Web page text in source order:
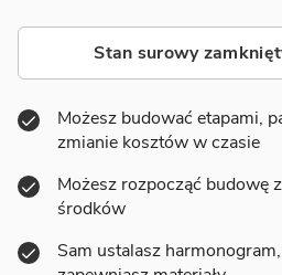
Stan surowy
Możesz budować etapami,
zmianie kosztów w czasie
Możesz rozpocząć budowę
środków
Sam ustalasz